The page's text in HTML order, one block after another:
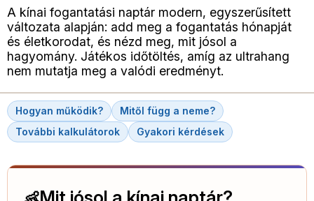
A kínai fogantatási naptár modern, egyszerűsített
változata alapján: add meg a fogantatás hónapját
és életkorodat, és nézd meg, mit jósol a
hagyomány. Játékos időtöltés, amíg az ultrahang
nem mutatja meg a valódi eredményt.
Hogyan működik?
Mitől függ a neme?
További kalkulátorok
Gyakori kérdések
👶